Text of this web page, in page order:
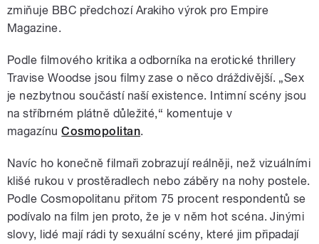
zmiňuje BBC předchozí Arakiho výrok pro Empire
Magazine.
Podle filmového kritika a odborníka na erotické thrillery
Travise Woodse jsou filmy zase o něco dráždivější. „Sex
je nezbytnou součástí naší existence. Intimní scény jsou
na stříbrném plátně důležité,“ komentuje v
magazínu Cosmopolitan.
Navíc ho konečně filmaři zobrazují reálněji, než vizuálními
klišé rukou v prostěradlech nebo záběry na nohy postele.
Podle Cosmopolitanu přitom 75 procent respondentů se
podívalo na film jen proto, že je v něm hot scéna. Jinými
slovy, lidé mají rádi ty sexuální scény, které jim připadají